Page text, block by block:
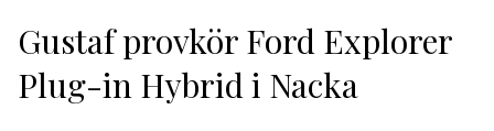
Gustaf provkör Ford Explorer
Plug-in Hybrid i Nacka